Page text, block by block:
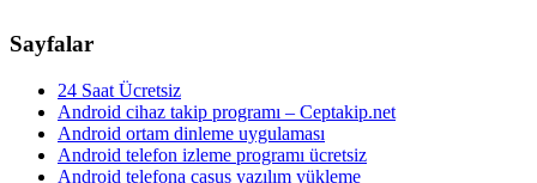
Sayfalar
24 Saat Ücretsiz
Android cihaz takip programı – Ceptakip.net
Android ortam dinleme uygulaması
Android telefon izleme programı ücretsiz
Android telefona casus yazılım yükleme